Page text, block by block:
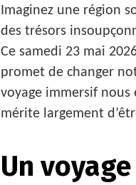
Imaginez une région
des trésors
Ce samedi 23 mai
promet de changer
voyage immersif
mérite largement
Un